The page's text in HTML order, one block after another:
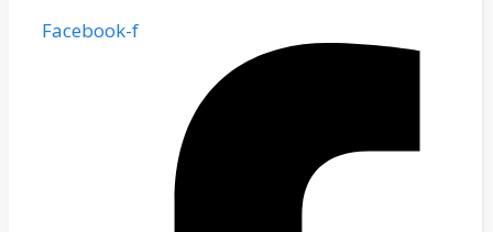
Facebook-f